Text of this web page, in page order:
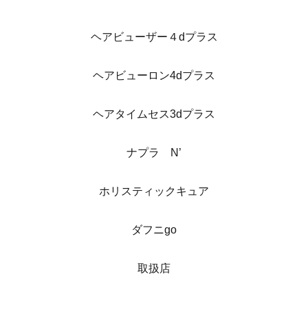
ヘアビューザー４dプラス
ヘアビューロン4dプラス
ヘアタイムセス3dプラス
ナプラ N’
ホリスティックキュア
ダフニgo
取扱店